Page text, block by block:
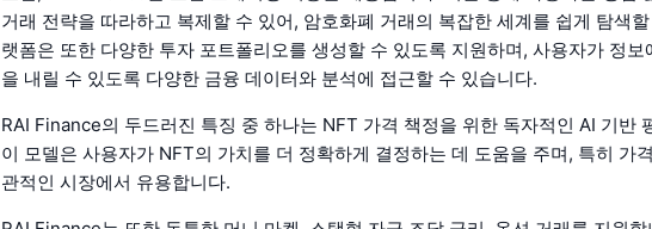
거래 전략을 따라하고 복제할 수 있어, 암호화폐 거래의 복잡한 세계를 쉽게 탐색
랫폼은 또한 다양한 투자 포트폴리오를 생성할 수 있도록 지원하며, 사용자가 정보
을 내릴 수 있도록 다양한 금융 데이터와 분석에 접근할 수 있습니다.
RAI Finance의 두드러진 특징 중 하나는 NFT 가격 책정을 위한 독자적인 AI 기반
이 모델은 사용자가 NFT의 가치를 더 정확하게 결정하는 데 도움을 주며, 특히 가
관적인 시장에서 유용합니다.